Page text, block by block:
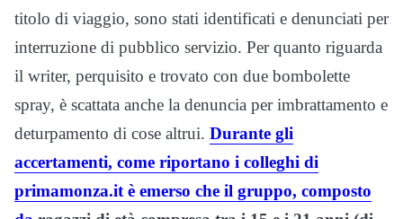
titolo di viaggio, sono stati identificati e denunciati per
interruzione di pubblico servizio. Per quanto riguarda
il writer, perquisito e trovato con due bombolette
spray, è scattata anche la denuncia per imbrattamento e
deturpamento di cose altrui. Durante gli
accertamenti, come riportano i colleghi di
primamonza.it è emerso che il gruppo, composto